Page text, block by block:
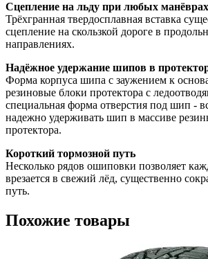
Сцепление на льду при любых манёврах
Трёхгранная твердосплавная вставка
сцепление на скользкой дороге в
направлениях.
Надёжное удержание шипов в
Форма корпуса шипа с заужением к
резиновые блоки протектора с
специальная форма отверстия под шип -
надежно удерживать шип в массиве
протектора.
Короткий тормозной путь
Несколько рядов ошиповки позволяет
врезается в свежий лёд, существенно
путь.
Похожие товары